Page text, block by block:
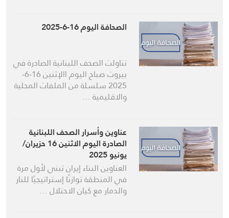
الصحافة اليوم 16-6-2025
تناولت الصحف اللبنانية الصادرة في
بيروت صباح اليوم االإثنين 16-6-
2025 سلسلة من الملفات المحلية
والاقليمية …
عناوين وأسرار الصحف اللبنانية
الصادرة اليوم الاثنين 16 حزيران/
يونيو 2025
العناوين البناء إيران تبني لأول مرة
في المنطقة توازنًا إستراتيجيًا للنار
والدمار مع كيان الاحتلال …